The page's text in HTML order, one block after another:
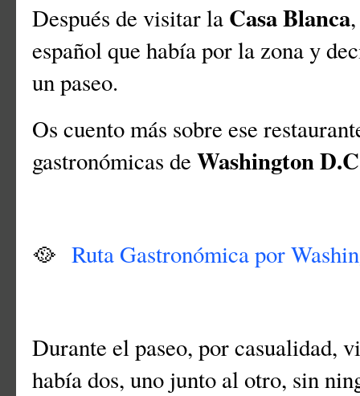
Después de visitar la Casa Blanca
español que había por la zona y
un paseo.
Os cuento más sobre ese
gastronómicas de Washington
🥘 Ruta Gastronómica por
Durante el paseo, por casualidad,
había dos, uno junto al otro, sin